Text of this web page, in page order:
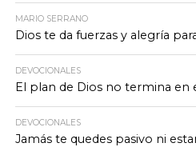
MARIO SERRANO
Dios te da fuerzas y alegría
DEVOCIONALES
El plan de Dios no termina en
DEVOCIONALES
Jamás te quedes pasivo ni